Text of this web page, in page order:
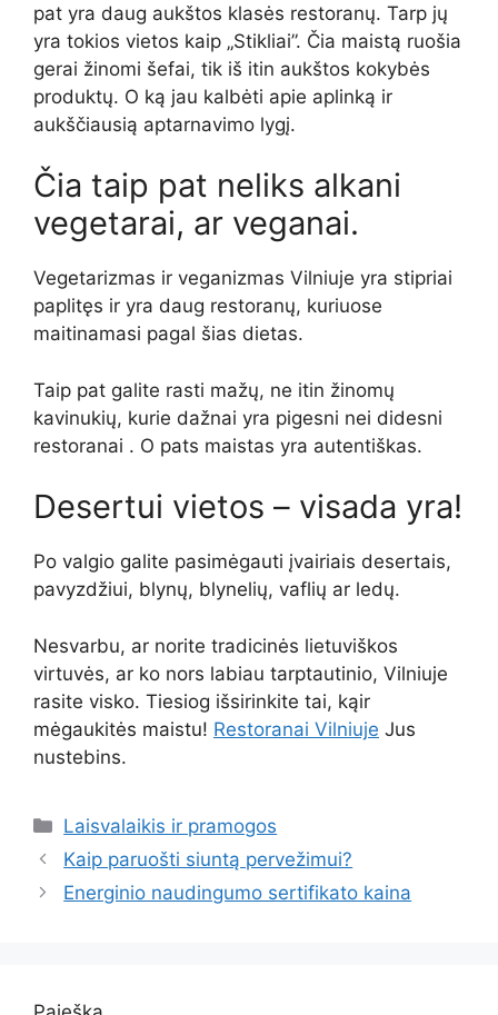
pat yra daug aukštos klasės restoranų. Tarp jų
yra tokios vietos kaip „Stikliai”. Čia maistą ruošia
gerai žinomi šefai, tik iš itin aukštos kokybės
produktų. O ką jau kalbėti apie aplinką ir
aukščiausią aptarnavimo lygį.
Čia taip pat neliks alkani
vegetarai, ar veganai.
Vegetarizmas ir veganizmas Vilniuje yra stipriai
paplitęs ir yra daug restoranų, kuriuose
maitinamasi pagal šias dietas.
Taip pat galite rasti mažų, ne itin žinomų
kavinukių, kurie dažnai yra pigesni nei didesni
restoranai . O pats maistas yra autentiškas.
Desertui vietos – visada yra!
Po valgio galite pasimėgauti įvairiais desertais,
pavyzdžiui, blynų, blynelių, vaflių ar ledų.
Nesvarbu, ar norite tradicinės lietuviškos
virtuvės, ar ko nors labiau tarptautinio, Vilniuje
rasite visko. Tiesiog išsirinkite tai, kąir
mėgaukitės maistu! Restoranai Vilniuje Jus
nustebins.
Kategorijos
Laisvalaikis ir pramogos
Kaip paruošti siuntą pervežimui?
Energinio naudingumo sertifikato kaina